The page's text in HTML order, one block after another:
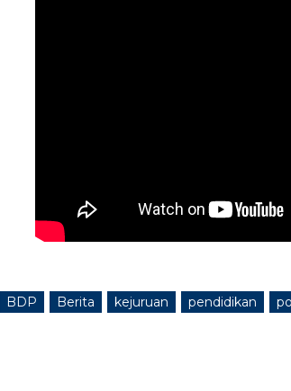
BDP Berita kejuruan pendidikan